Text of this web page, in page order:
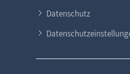
Datenschutz